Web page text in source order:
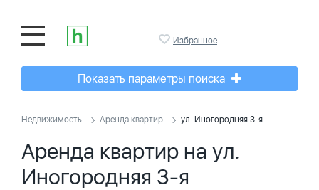
Избранное
Показать параметры поиска
Недвижимость Аренда квартир ул. Иногородняя 3-я
Аренда квартир на ул.
Иногородняя 3-я